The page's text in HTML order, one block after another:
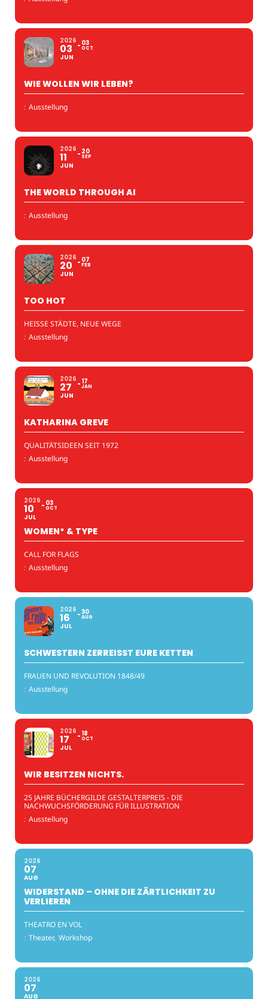
2026
03
JUN
03
OCT
WIE WOLLEN WIR LEBEN?
: Ausstellung
2026
11
JUN
20
SEP
THE WORLD THROUGH AI
: Ausstellung
2026
20
JUN
07
FEB
TOO HOT
HEISSE STÄDTE, NEUE WEGE
: Ausstellung
2026
27
JUN
17
JAN
KATHARINA GREVE
QUALITÄTSIDEEN SEIT 1972
: Ausstellung
2026
10
JUL
03
OCT
WOMEN* & TYPE
CALL FOR FLAGS
: Ausstellung
2026
16
JUL
30
AUG
SCHWESTERN ZERREISST EURE KETTEN
FRAUEN UND REVOLUTION 1848/49
: Ausstellung
2026
17
JUL
18
OCT
WIR BESITZEN NICHTS.
25 JAHRE BÜCHERGILDE GESTALTERPREIS - DIE
NACHWUCHSFÖRDERUNG FÜR ILLUSTRATION
: Ausstellung
2026
07
AUG
WIDERSTAND – OHNE DIE ZÄRTLICHKEIT ZU
VERLIEREN
THEATRO EN VOL
: Theater, Workshop
2026
07
AUG